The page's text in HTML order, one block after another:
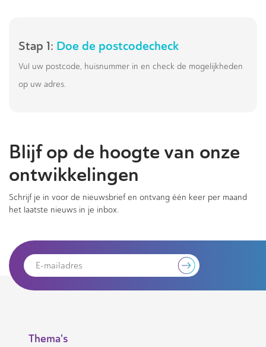
Stap 1: Doe de postcodecheck
Vul uw postcode, huisnummer in en check de mogelijkheden
op uw adres.
Blijf op de hoogte van onze
ontwikkelingen
Schrijf je in voor de nieuwsbrief en ontvang één keer per maand
het laatste nieuws in je inbox.
Thema's